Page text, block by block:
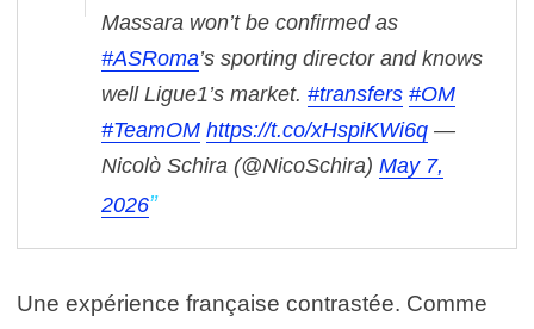
Massara won’t be confirmed as
#ASRoma’s sporting director and knows
well Ligue1’s market. #transfers #OM
#TeamOM https://t.co/xHspiKWi6q —
Nicolò Schira (@NicoSchira) May 7,
2026
Une expérience française contrastée. Comme